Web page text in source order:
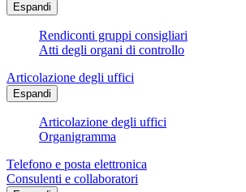
Espandi
Rendiconti gruppi consigliari
Atti degli organi di controllo
Articolazione degli uffici
Espandi
Articolazione degli uffici
Organigramma
Telefono e posta elettronica
Consulenti e collaboratori